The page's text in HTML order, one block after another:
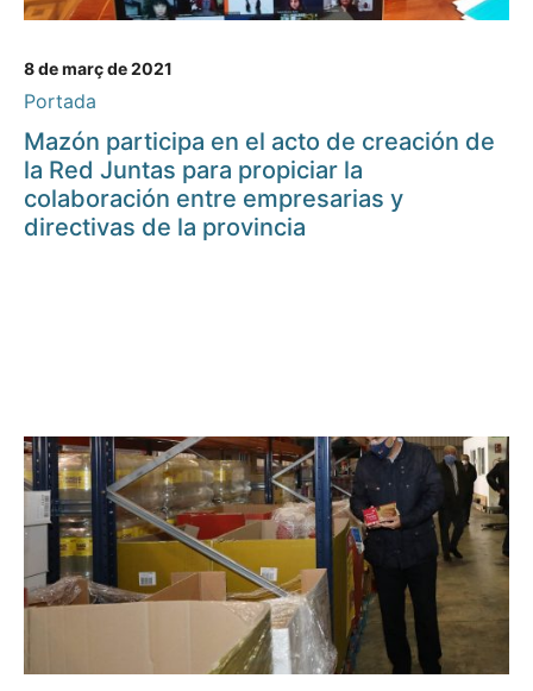
8 de març de 2021
Portada
Mazón participa en el acto de creación de
la Red Juntas para propiciar la
colaboración entre empresarias y
directivas de la provincia